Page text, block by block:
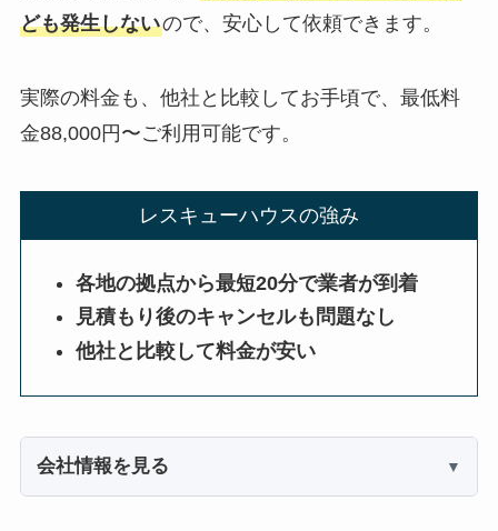
ども発生しないので、安心して依頼できます。
実際の料金も、他社と比較してお手頃で、最低料
金88,000円〜ご利用可能です。
レスキューハウスの強み
各地の拠点から最短20分で業者が到着
見積もり後のキャンセルも問題なし
他社と比較して料金が安い
会社情報を見る